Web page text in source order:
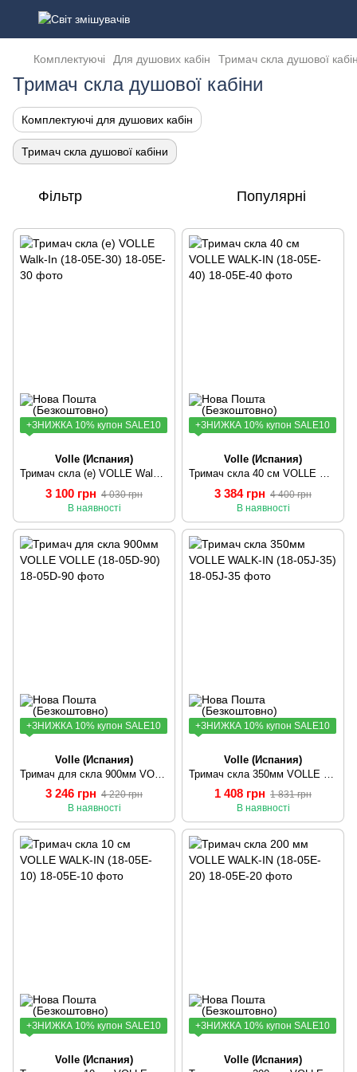
Комплектуючі Для душових кабін Тримач скла душової
Тримач скла душової кабіни
Комплектуючі для душових кабін
Тримач скла душової кабіни
Фільтр Популярні
+ЗНИЖКА 10% купон SALE10
Volle (Иcпания)
Тримач скла (е) VOLLE Walk-In (18-05E-30)
3 100 грн 4 030 грн
В наявності
+ЗНИЖКА 10% купон SALE10
Volle (Иcпания)
Тримач скла 40 см VOLLE WALK-IN (18-05E-40)
3 384 грн 4 400 грн
В наявності
+ЗНИЖКА 10% купон SALE10
Volle (Иcпания)
3 246 грн 4 220 грн
В наявності
+ЗНИЖКА 10% купон SALE10
Volle (Иcпания)
1 408 грн 1 831 грн
В наявності
+ЗНИЖКА 10% купон SALE10
Volle (Иcпания)
+ЗНИЖКА 10% купон SALE10
Volle (Иcпания)